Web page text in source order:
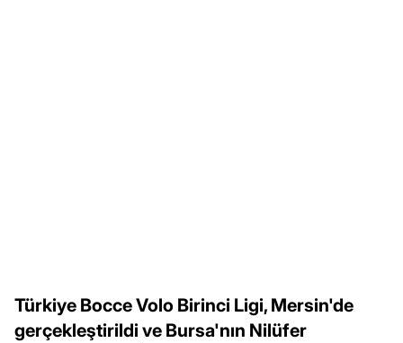
Türkiye Bocce Volo Birinci Ligi, Mersin'de
gerçekleştirildi ve Bursa'nın Nilüfer